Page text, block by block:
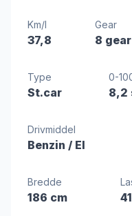
Km/l
37,8
Gear
8 gear
Type
St.car
0-
8,2
Drivmiddel
Benzin / El
Bredde
186 cm